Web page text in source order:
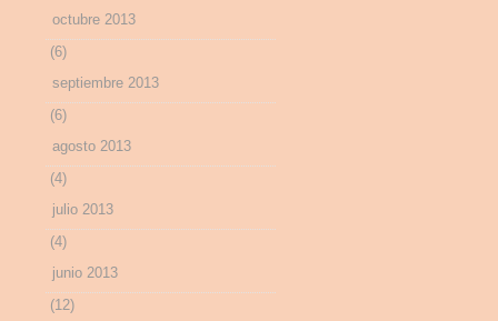
octubre 2013
(6)
septiembre 2013
(6)
agosto 2013
(4)
julio 2013
(4)
junio 2013
(12)